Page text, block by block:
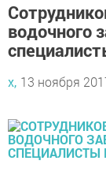
водочного
х, 13 ноября